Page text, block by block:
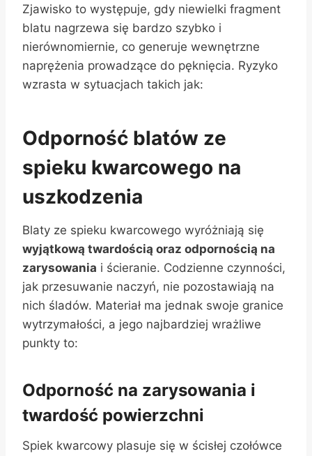
Zjawisko to występuje, gdy niewielki fragment
blatu nagrzewa się bardzo szybko i
nierównomiernie, co generuje wewnętrzne
naprężenia prowadzące do pęknięcia. Ryzyko
wzrasta w sytuacjach takich jak:
Odporność blatów ze
spieku kwarcowego na
uszkodzenia
Blaty ze spieku kwarcowego wyróżniają się
wyjątkową twardością oraz odpornością na
zarysowania i ścieranie. Codzienne czynności,
jak przesuwanie naczyń, nie pozostawiają na
nich śladów. Materiał ma jednak swoje granice
wytrzymałości, a jego najbardziej wrażliwe
punkty to:
Odporność na zarysowania i
twardość powierzchni
Spiek kwarcowy plasuje się w ścisłej czołówce